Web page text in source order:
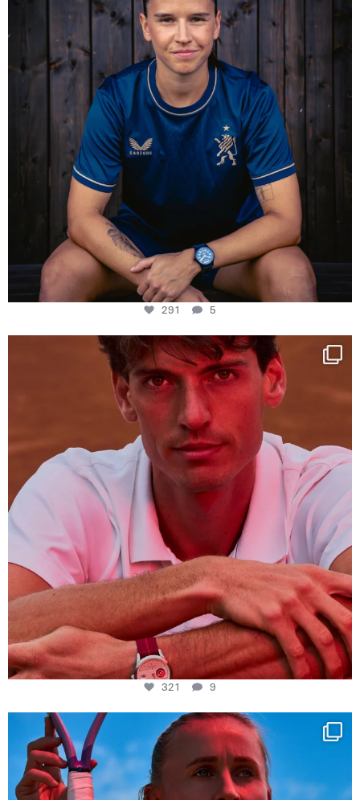
291
5
291 5
One last dance at home
This week at...
321
9
321 9
Determination, elegance and Swiss precision —
441
14